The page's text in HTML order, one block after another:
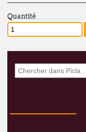
Quantité